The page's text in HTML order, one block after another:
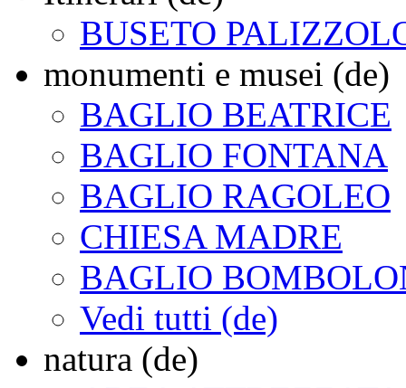
BUSETO
monumenti e musei (de)
BAGLIO BEATRICE
BAGLIO FONTANA
BAGLIO RAGOLEO
CHIESA MADRE
BAGLIO
Vedi tutti (de)
natura (de)